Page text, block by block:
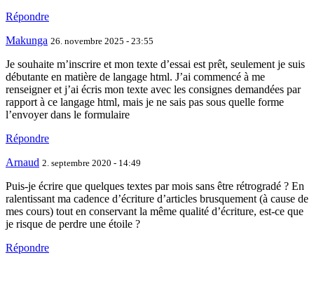
Répondre
Makunga 26. novembre 2025 - 23:55
Je souhaite m’inscrire et mon texte d’essai est prêt, seulement je suis
débutante en matière de langage html. J’ai commencé à me
renseigner et j’ai écris mon texte avec les consignes demandées par
rapport à ce langage html, mais je ne sais pas sous quelle forme
l’envoyer dans le formulaire
Répondre
Arnaud 2. septembre 2020 - 14:49
Puis-je écrire que quelques textes par mois sans être rétrogradé ? En
ralentissant ma cadence d’écriture d’articles brusquement (à cause de
mes cours) tout en conservant la même qualité d’écriture, est-ce que
je risque de perdre une étoile ?
Répondre